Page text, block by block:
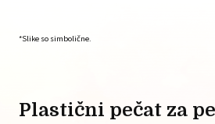
*Slike so simbolične.
plastični pečat za pecivo sonček